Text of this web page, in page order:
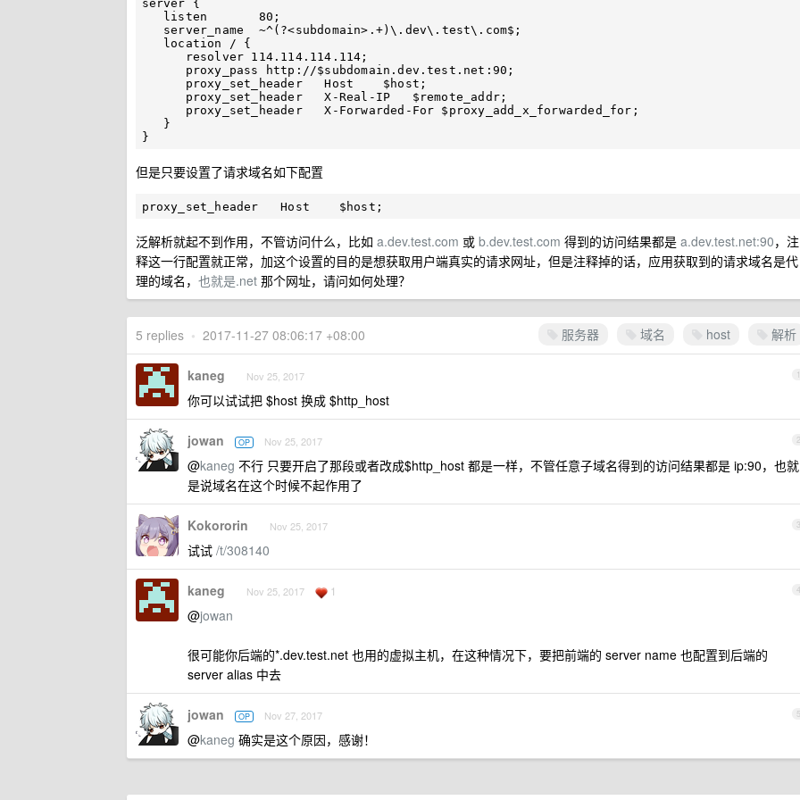
server {
但是只要设置了请求域名如下配置
泛解析就起不到作用，不管访问什么，比如 a.dev.test.com 或 b.dev.test.com 得到的访问结果都是 a.dev.test.net:90，注
释这一行配置就正常，加这个设置的目的是想获取用户端真实的请求网址，但是注释掉的话，应用获取到的请求域名是代
理的域名， 也就是.net 那个网址，请问如何处理？
服务器 域名 host 解析
5 replies • 2017-11-27 08:06:17 +08:00
1
kaneg Nov 25, 2017
你可以试试把 $host 换成 $http_host
2
jowan OP Nov 25, 2017
@kaneg 不行 只要开启了那段或者改成$http_host 都是一样，不管任意子域名得到的访问结果都是 ip:90，也就
是说域名在这个时候不起作用了
3
Kokororin Nov 25, 2017
试试 /t/308140
4
kaneg Nov 25, 2017 1
@jowan
很可能你后端的*.dev.test.net 也用的虚拟主机，在这种情况下，要把前端的 server name 也配置到后端的
server alias 中去
5
jowan OP Nov 27, 2017
@kaneg 确实是这个原因，感谢！